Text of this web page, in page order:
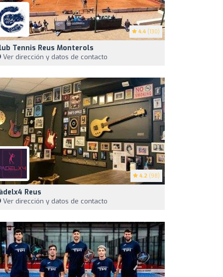
4.4 (130)
Tennis Reus Monterols
Ver dirección y datos de contacto
4.2 (98)
Reus
Ver dirección y datos de contacto